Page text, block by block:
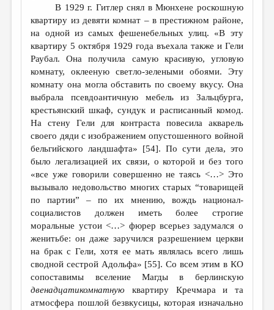
В 1929 г. Гитлер снял в Мюнхене роскошную
квартиру из девяти комнат – в престижном районе,
на одной из самых фешенебельных улиц. «В эту
квартиру 5 октября 1929 года въехала также и Гели
Раубал. Она получила самую красивую, угловую
комнату, оклееную светло-зелеными обоями. Эту
комнату она могла обставить по своему вкусу. Она
выбрала псевдоантичную мебель из Зальцбурга,
крестьянский шкаф, сундук и расписанный комод.
На стену Гели для контраста повесила акварель
своего дяди с изображением опустошенного войной
бельгийского ландшафта» [54]. По сути дела, это
было легализацией их связи, о которой и без того
«все уже говорили совершенно не таясь <…> Это
вызывало недовольство многих старых “товарищей
по партии” – по их мнению, вождь национал-
социалистов должен иметь более строгие
моральные устои <…> фюрер всерьез задумался о
женитьбе: он даже заручился разрешением церкви
на брак с Гели, хотя ее мать являлась всего лишь
сводной сестрой Адольфа» [55]. Со всем этим в КО
сопоставимы вселение Магды в берлинскую
двенадцатикомнатную квартиру Кречмара и та
атмосфера пошлой безвкусицы, которая изначально